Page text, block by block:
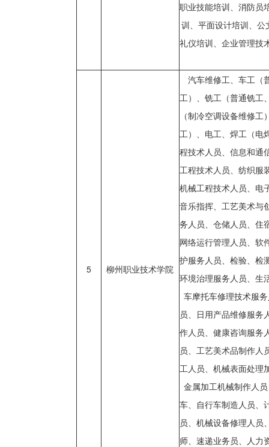
职业技能培训、消防员
训、平面设计培训、
礼仪培训、企业管理技
5 柳州职业技术学院
汽车维修工、车工（
工）、铣工（普通铣工
（制冷空调设备维修
工）、电工、焊工（电
程技术人员、信息和通
工程技术人员、纺织服
机械工程技术人员、电
音乐指挥、工艺美术与
务人员、仓储人员、住
网络运行管理人员、软
护服务人员、检验、检
环境治理服务人员、生
车摩托车修理技术服
员、日用产品维修服务
作人员、健康咨询服务
员、工艺美术品制作人
工人员、机械表面处理
金属加工机械制作人
车、自行车制造人员、
员、机械设备修理人员
师、速递业务员、人力